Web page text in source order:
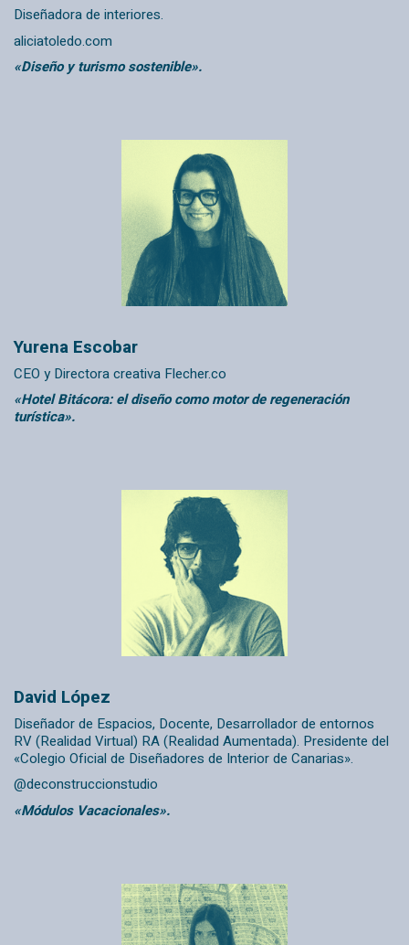
Diseñadora de interiores.
aliciatoledo.com
«Diseño y turismo sostenible».
Yurena Escobar
CEO y Directora creativa Flecher.co
«Hotel Bitácora: el diseño como motor de regeneración
turística».
David López
Diseñador de Espacios, Docente, Desarrollador de entornos
RV (Realidad Virtual) RA (Realidad Aumentada). Presidente del
«Colegio Oficial de Diseñadores de Interior de Canarias».
@deconstruccionstudio
«Módulos Vacacionales».